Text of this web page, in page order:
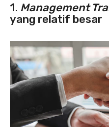
1. Management
yang relatif besar